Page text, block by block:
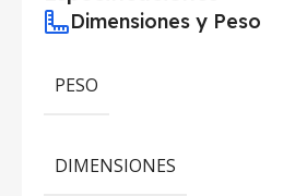
Dimensiones y Peso
PESO
DIMENSIONES